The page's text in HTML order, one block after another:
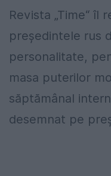
Revista „Time“ îl
preşedintele rus
personalitate,
masa puterilor
săptămânal
desemnat pe